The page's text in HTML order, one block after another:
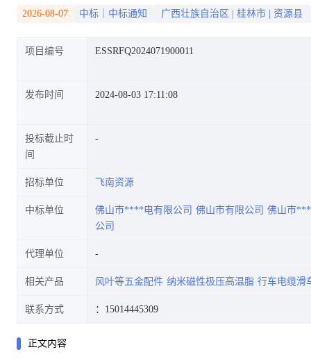
2026-08-07 中标｜中标通知 广西壮族自治区 桂林市 资源县
项目编号 ESSRFQ2024071900011
发布时间 2024-08-03 17:11:08
投标截止时
间
招标单位 飞南资源
中标单位 佛山市****电有限公司 佛山市有限公司 佛山市
公司
代理单位
相关产品 风叶等五金配件 纳米磁性极压高温脂 行车电缆滑
联系方式 ：15014445309
正文内容